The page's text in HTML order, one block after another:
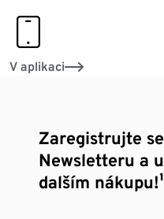
smartphone
V aplikaci
Zaregistrujte
Newsletteru a
dalším nákupu!¹